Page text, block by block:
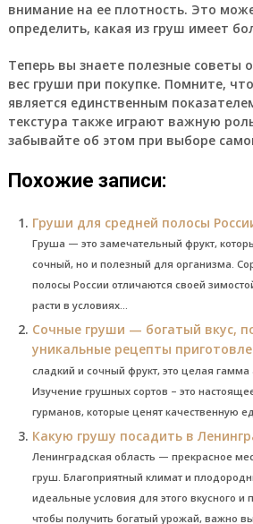
внимание на ее плотность. Это
определить, какая из груш имеет
Теперь вы знаете полезные советы
вес груши при покупке. Помните,
является единственным
текстура также играют важную
забывайте об этом при выборе
Похожие записи:
Груши для средней полосы
Груша — это замечательный фрукт,
сочный, но и полезный для организма.
полосы России отличаются своей
расти в условиях...
Сочные груши — богатый вкус,
уникальные рецепты
сладкий и сочный фрукт, это целая гамма
Изучение грушных сортов – это
гурманов, которые ценят качественную
Какую грушу посадить в
Ленинградская область — прекрасное
груш. Благоприятный климат и
идеальные условия для этого вкусного и
чтобы получить богатый урожай, важно